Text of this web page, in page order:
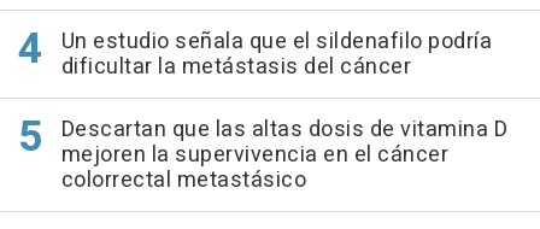
Un estudio señala que el sildenafilo podría
dificultar la metástasis del cáncer
Descartan que las altas dosis de vitamina D
mejoren la supervivencia en el cáncer
colorrectal metastásico